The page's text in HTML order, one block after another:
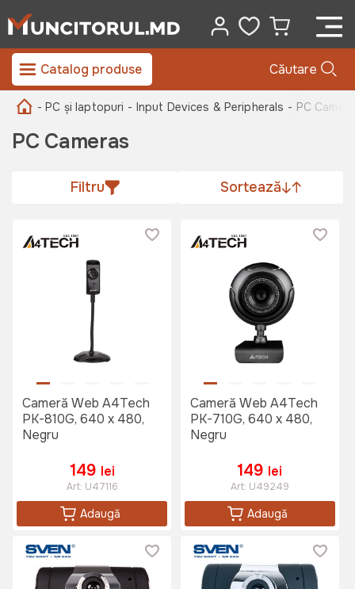
Catalog produse Căutare
- PC și laptopuri - Input Devices & Peripherals - PC
PC Cameras
Filtru Sortează
Cameră Web A4Tech
PK-810G, 640 x 480,
Negru
149 lei
Art: U47116
Adaugă
Cameră Web A4Tech
PK-710G, 640 x 480,
Negru
149 lei
Art: U49249
Adaugă